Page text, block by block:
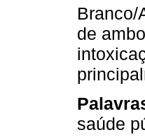
Branco/
de
saúde